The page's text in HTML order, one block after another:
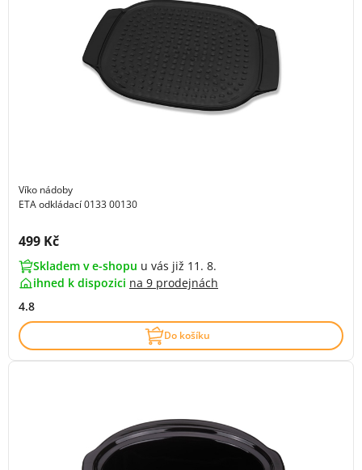
Víko nádoby
ETA odkládací 0133 00130
Cena s DPH:
499 Kč
Skladem v e-shopu u vás již 11. 8.
ihned k dispozici na 9 prodejnách
4.8
Do košíku